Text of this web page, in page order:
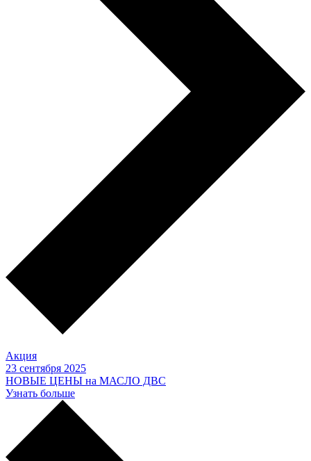
Акция
23 сентября 2025
НОВЫЕ ЦЕНЫ на МАСЛО ДВС
Узнать больше